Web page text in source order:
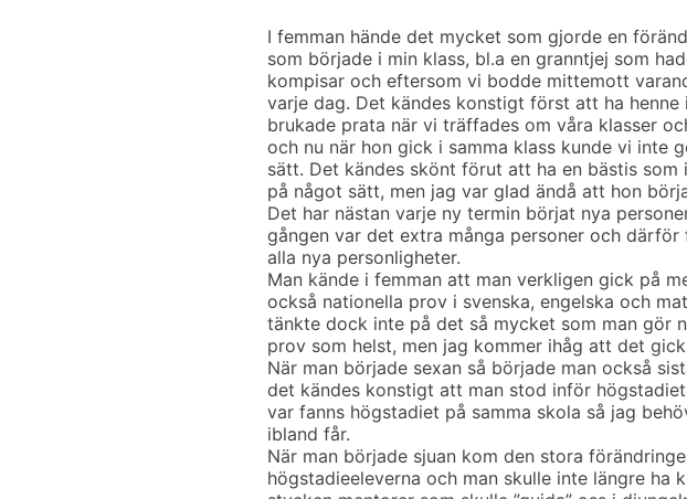
I femman hände det mycket som gjorde en
som började i min klass, bl.a en granntjej som
kompisar och eftersom vi bodde mittemott
varje dag. Det kändes konstigt först att ha henne
brukade prata när vi träffades om våra klasser
och nu när hon gick i samma klass kunde vi inte
sätt. Det kändes skönt förut att ha en bästis som
på något sätt, men jag var glad ändå att hon
Det har nästan varje ny termin börjat nya
gången var det extra många personer och därför
alla nya personligheter.
Man kände i femman att man verkligen gick på
också nationella prov i svenska, engelska och
tänkte dock inte på det så mycket som man gör
prov som helst, men jag kommer ihåg att det
När man började sexan så började man också
det kändes konstigt att man stod inför
var fanns högstadiet på samma skola så jag
ibland får.
När man började sjuan kom den stora
högstadieeleverna och man skulle inte längre ha